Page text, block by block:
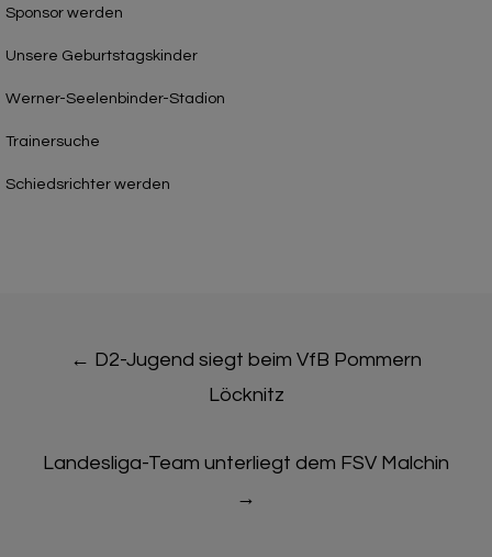
Sponsor werden
Unsere Geburtstagskinder
Werner-Seelenbinder-Stadion
Trainersuche
Schiedsrichter werden
← D2-Jugend siegt beim VfB Pommern
Löcknitz
Landesliga-Team unterliegt dem FSV Malchin
→